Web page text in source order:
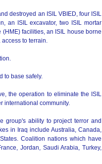
destroyed an ISIL VBIED, four ISIL
an ISIL excavator, two ISIL mortar
facilities, an ISIL house borne
to terrain.
to base safely.
the operation to eliminate the ISIL
international community.
group's ability to project terror and
in Iraq include Australia, Canada,
Coalition nations which have
Jordan, Saudi Arabia, Turkey,